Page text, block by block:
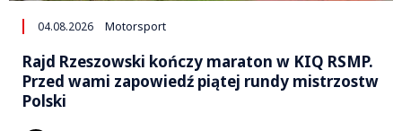
04.08.2026 Motorsport
Rajd Rzeszowski kończy maraton w KIQ RSMP.
Przed wami zapowiedź piątej rundy mistrzostw
Polski